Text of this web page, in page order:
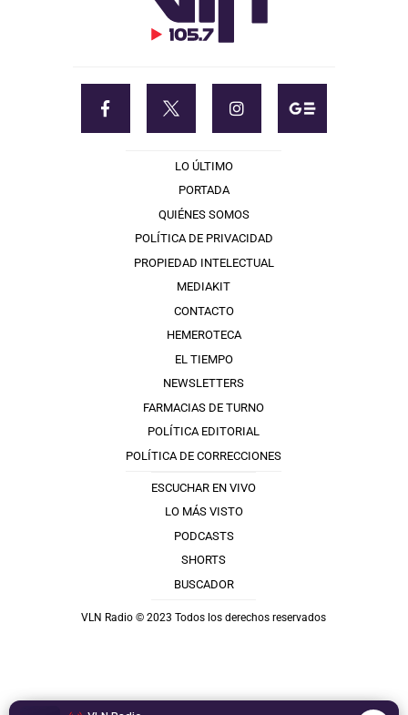
LO ÚLTIMO
PORTADA
QUIÉNES SOMOS
POLÍTICA DE PRIVACIDAD
PROPIEDAD INTELECTUAL
MEDIAKIT
CONTACTO
HEMEROTECA
EL TIEMPO
NEWSLETTERS
FARMACIAS DE TURNO
POLÍTICA EDITORIAL
POLÍTICA DE CORRECCIONES
ESCUCHAR EN VIVO
LO MÁS VISTO
PODCASTS
SHORTS
BUSCADOR
VLN Radio © 2023 Todos los derechos reservados